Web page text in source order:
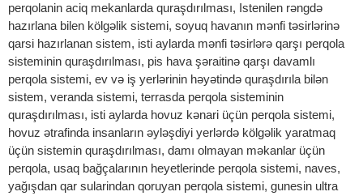
perqolanin aciq mekanlarda quraşdırılması, Istenilen rəngdə
hazırlana bilen kölgəlik sistemi, soyuq havanın mənfi təsirlərinə
qarsi hazırlanan sistem, isti aylarda mənfi təsirlərə qarşı perqola
sisteminin quraşdırılması, pis hava şəraitinə qarşı davamlı
perqola sistemi, ev və iş yerlərinin həyətində quraşdırıla bilən
sistem, veranda sistemi, terrasda perqola sisteminin
quraşdırılması, isti aylarda hovuz kənari üçün perqola sistemi,
hovuz ətrafinda insanların əyləşdiyi yerlərdə kölgəlik yaratmaq
üçün sistemin quraşdırılması, damı olmayan məkanlar üçün
perqola, usaq bağçalarının heyetlerinde perqola sistemi, naves,
yağışdan qar sularindan qoruyan perqola sistemi, gunesin ultra